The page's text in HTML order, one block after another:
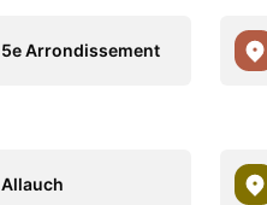
5e Arrondissement
Allauch